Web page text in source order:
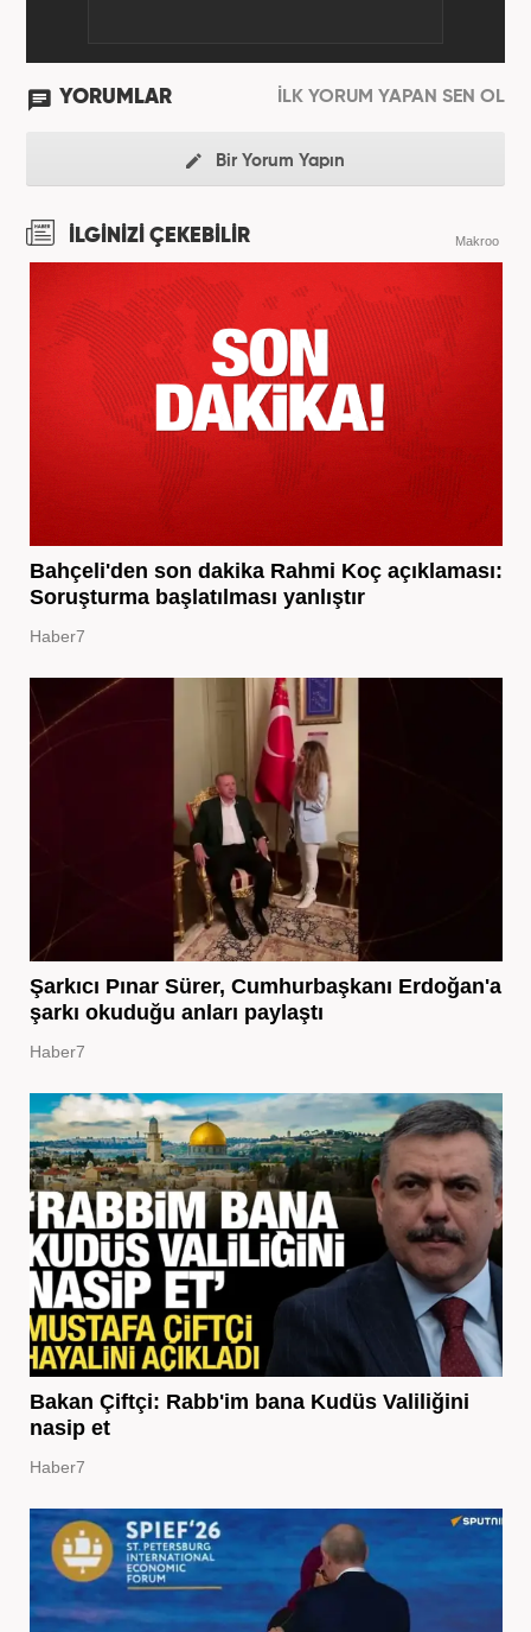
YORUMLAR İLK YORUM YAPAN SEN OL
Bir Yorum Yapın
İLGİNİZİ ÇEKEBİLİR Makroo
Bahçeli'den son dakika Rahmi Koç açıklaması:
Soruşturma başlatılması yanlıştır
Haber7
Şarkıcı Pınar Sürer, Cumhurbaşkanı Erdoğan'a
şarkı okuduğu anları paylaştı
Haber7
Bakan Çiftçi: Rabb'im bana Kudüs Valiliğini
nasip et
Haber7